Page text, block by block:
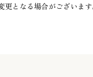
となる場合がございます